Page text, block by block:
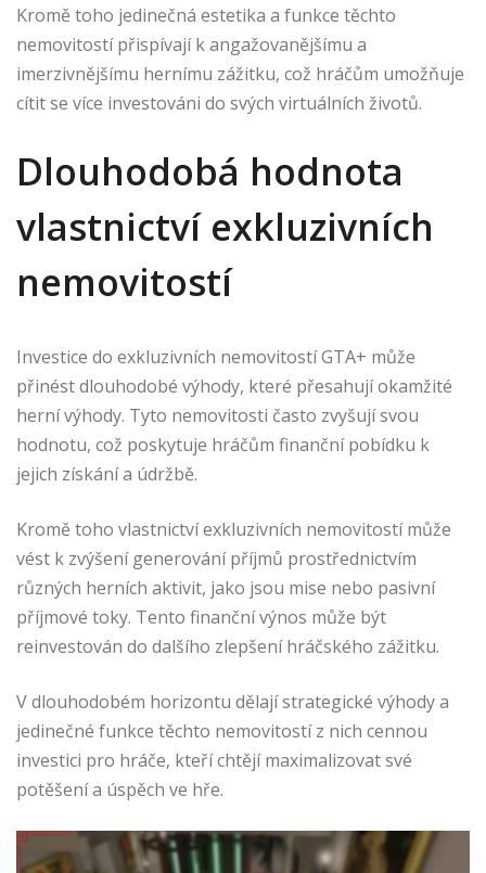
Kromě toho jedinečná estetika a funkce těchto
nemovitostí přispívají k angažovanějšímu a
imerzivnějšímu hernímu zážitku, což hráčům umožňuje
cítit se více investováni do svých virtuálních životů.
Dlouhodobá hodnota
vlastnictví exkluzivních
nemovitostí
Investice do exkluzivních nemovitostí GTA+ může
přinést dlouhodobé výhody, které přesahují okamžité
herní výhody. Tyto nemovitosti často zvyšují svou
hodnotu, což poskytuje hráčům finanční pobídku k
jejich získání a údržbě.
Kromě toho vlastnictví exkluzivních nemovitostí může
vést k zvýšení generování příjmů prostřednictvím
různých herních aktivit, jako jsou mise nebo pasivní
příjmové toky. Tento finanční výnos může být
reinvestován do dalšího zlepšení hráčského zážitku.
V dlouhodobém horizontu dělají strategické výhody a
jedinečné funkce těchto nemovitostí z nich cennou
investici pro hráče, kteří chtějí maximalizovat své
potěšení a úspěch ve hře.